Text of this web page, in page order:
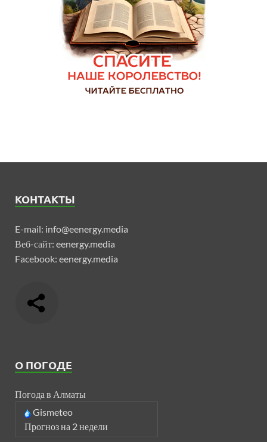
КОНТАКТЫ
E-mail: info@eenergy.media
Веб-сайт: eenergy.media
Facebook: eenergy.media
О ПОГОДЕ
Погода в Алматы
Gismeteo
Прогноз на 2 недели